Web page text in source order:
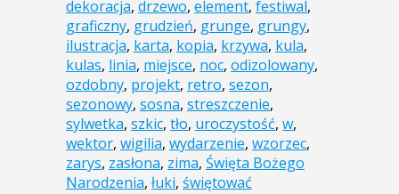
dekoracja, drzewo, element, festiwal,
graficzny, grudzień, grunge, grungy,
ilustracja, karta, kopia, krzywa, kula,
kulas, linia, miejsce, noc, odizolowany,
ozdobny, projekt, retro, sezon,
sezonowy, sosna, streszczenie,
sylwetka, szkic, tło, uroczystość, w,
wektor, wigilia, wydarzenie, wzorzec,
zarys, zasłona, zima, Święta Bożego
Narodzenia, łuki, świętować